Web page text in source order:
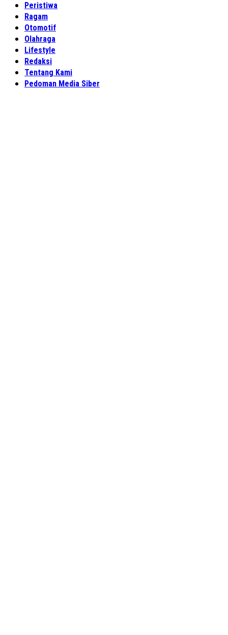
Peristiwa
Ragam
Otomotif
Olahraga
Lifestyle
Redaksi
Tentang Kami
Pedoman Media Siber